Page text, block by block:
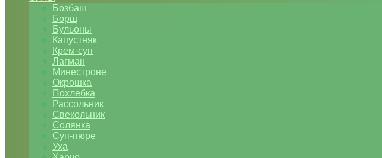
Бозбаш
Борщ
Бульоны
Капустняк
Крем-суп
Лагман
Минестроне
Окрошка
Похлебка
Рассольник
Свекольник
Солянка
Суп-пюре
Уха